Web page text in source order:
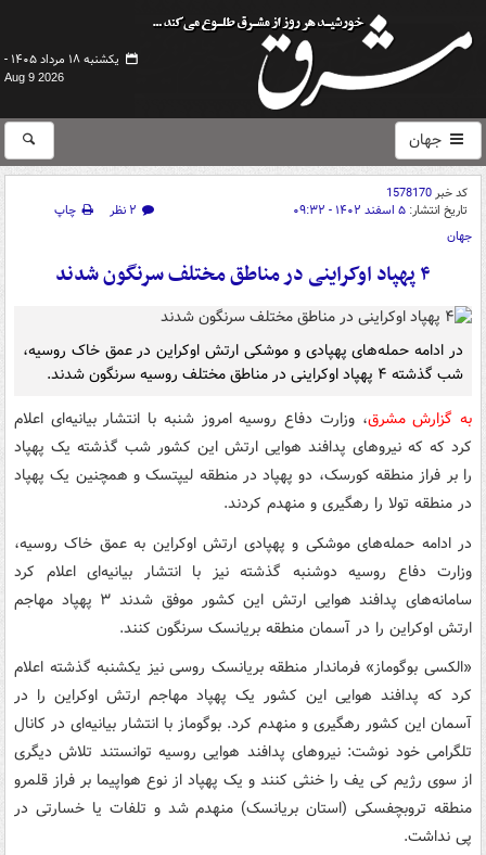
یکشنبه ۱۸ مرداد ۱۴۰۵ -
Aug 9 2026
جهان
کد خبر1578170
تاریخ انتشار: ۵ اسفند ۱۴۰۲ - ۰۹:۳۲ ۲ نظر
چاپ
جهان
۴ پهپاد اوکراینی در مناطق مختلف سرنگون شدند
در ادامه حمله‌های پهپادی و موشکی ارتش اوکراین در عمق خاک روسیه،
شب گذشته ۴ پهپاد اوکراینی در مناطق مختلف روسیه سرنگون شدند.
به گزارش مشرق، وزارت دفاع روسیه امروز شنبه با انتشار بیانیه‌ای اعلام
کرد که که نیروهای پدافند هوایی ارتش این کشور شب گذشته یک پهپاد
را بر فراز منطقه کورسک، دو پهپاد در منطقه لیپتسک و همچنین یک پهپاد
در منطقه تولا را رهگیری و منهدم کردند.
در ادامه حمله‌های موشکی و پهپادی ارتش اوکراین به عمق خاک روسیه،
وزارت دفاع روسیه دوشنبه گذشته نیز با انتشار بیانیه‌ای اعلام کرد
سامانه‌های پدافند هوایی ارتش این کشور موفق شدند ۳ پهپاد مهاجم
ارتش اوکراین را در آسمان منطقه بریانسک سرنگون کنند.
«الکسی بوگوماز» فرماندار منطقه بریانسک روسی نیز یکشنبه گذشته اعلام
کرد که پدافند هوایی این کشور یک پهپاد مهاجم ارتش اوکراین را در
آسمان این کشور رهگیری و منهدم کرد. بوگوماز با انتشار بیانیه‌ای در کانال
تلگرامی خود نوشت: نیروهای پدافند هوایی روسیه توانستند تلاش دیگری
از سوی رژیم کی یف را خنثی کنند و یک پهپاد از نوع هواپیما بر فراز قلمرو
منطقه تروبچفسکی (استان بریانسک) منهدم شد و تلفات یا خسارتی در
پی نداشت.